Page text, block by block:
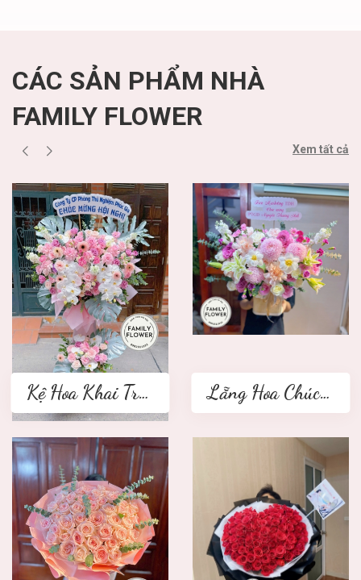
CÁC SẢN PHẨM NHÀ
FAMILY FLOWER
Xem tất cả
Kệ Hoa Khai Trương 2 tầng Lẵng Hoa Chúc Mừng